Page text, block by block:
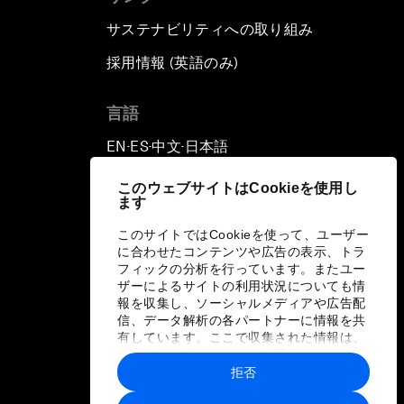
このウェブサイトはCookieを使用し
ます
このサイトではCookieを使って、ユーザー
に合わせたコンテンツや広告の表示、トラ
フィックの分析を行っています。またユー
ザーによるサイトの利用状況についても情
報を収集し、ソーシャルメディアや広告配
信、データ解析の各パートナーに情報を共
有しています。ここで収集された情報は、
ユーザーが各パートナーに提供した他の情
報や各パートナーのサービスを使用した際
に収集された情報と組み合わされ、各パー
拒否
サステナビリティへの取り組み
採用情報 (英語のみ)
言語
EN ▪ ES▪中文▪ 日本語